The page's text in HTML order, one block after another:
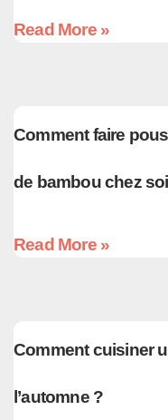
Read More »
Comment faire
de bambou chez
Read More »
Comment cuisiner
l’automne ?